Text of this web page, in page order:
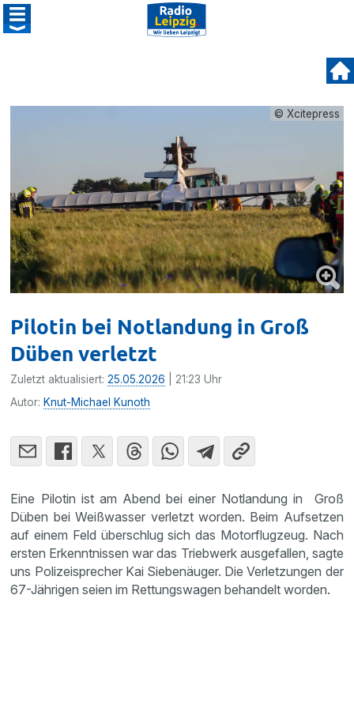
© Xcitepress
Pilotin bei Notlandung in Groß
Düben verletzt
Zuletzt aktualisiert:25.05.2026 | 21:23 Uhr
Autor: Knut-Michael Kunoth
Eine Pilotin ist am Abend bei einer Notlandung in Groß
Düben bei Weißwasser verletzt worden. Beim Aufsetzen
auf einem Feld überschlug sich das Motorflugzeug. Nach
ersten Erkenntnissen war das Triebwerk ausgefallen, sagte
uns Polizeisprecher Kai Siebenäuger. Die Verletzungen der
67-Jährigen seien im Rettungswagen behandelt worden.